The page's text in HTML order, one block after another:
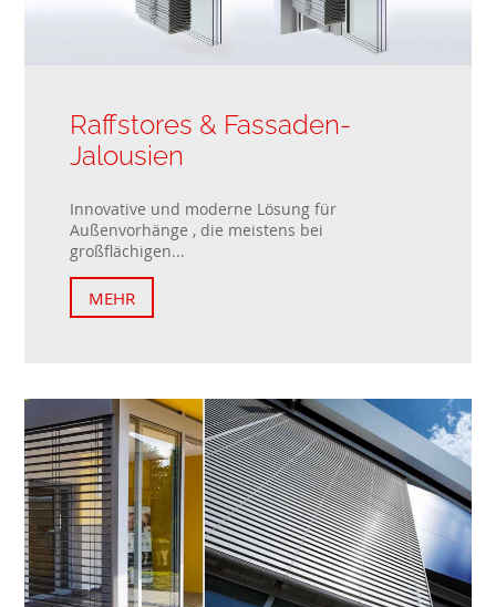
Raffstores & Fassaden-
Jalousien
Innovative und moderne Lösung für
Außenvorhänge , die meistens bei
großflächigen...
MEHR